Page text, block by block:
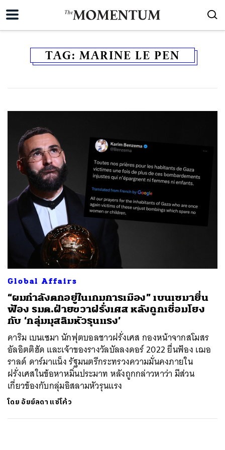
TAG: MARINE LE PEN
Global Affairs
“ผมกำลังตกอยู่ในเกมการเมือง” เบนเซมายื่น
ฟ้อง รมต.ฝ่ายขวาฝรั่งเศส หลังถูกเชื่อมโยง
กับ ‘กลุ่มมุสลิมหัวรุนแรง’
คาริม เบนเซมา นักฟุตบอลชาวฝรั่งเศส กองหน้าจากสโมสร
อัลอิตติฮัด และเจ้าของรางวัลบัลลงดอร์ 2022 ยื่นฟ้อง เฌอ
ราลด์ ดาร์มาแน็ง รัฐมนตรีกระทรวงความมั่นคงภายใน
ฝรั่งเศสในข้อหาหมิ่นประมาท หลังถูกกล่าวหาว่า มีส่วน
เกี่ยวข้องกับกลุ่มอิสลามหัวรุนแรง
โดย อัยย์ลดา แซ่โค้ว
SHARE